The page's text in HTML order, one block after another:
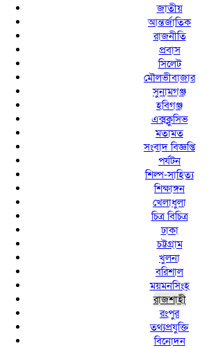
জাতীয়
আন্তর্জাতিক
রাজনীতি
প্রবাস
সিলেট
মৌলভীবাজার
সুনামগঞ্জ
হবিগঞ্জ
এক্সক্লুসিভ
মতামত
সংবাদ বিজ্ঞপ্তি
পর্যটন
শিল্প-সাহিত্য
শিক্ষাঙ্গন
খেলাধুলা
চিত্র বিচিত্র
ঢাকা
চট্টগ্রাম
খুলনা
বরিশাল
ময়মনসিংহ
রাজশাহী
রংপুর
তথ্যপ্রযুক্তি
বিনোদন